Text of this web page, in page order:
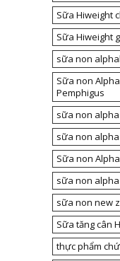
Sữa Hiweight
Sữa Hiweight
sữa non
Sữa non
Pemphigus
sữa non
sữa non
Sữa non
sữa non
sữa non new
Sữa tăng cân
thực phẩm